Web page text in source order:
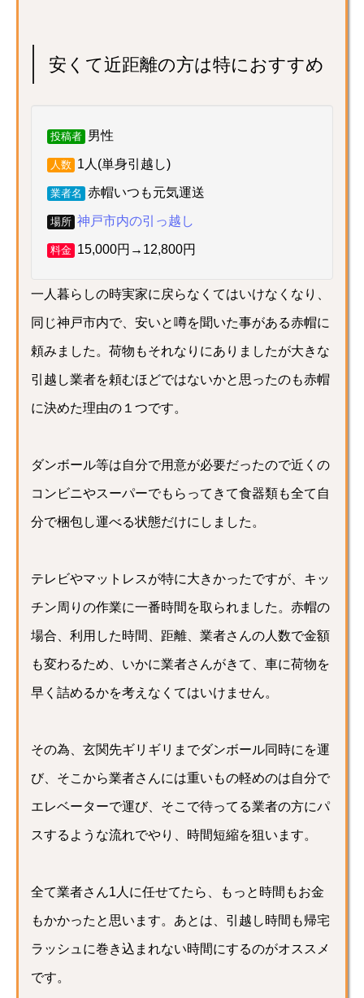
安くて近距離の方は特におすすめ
投稿者 男性
人数 1人(単身引越し)
業者名 赤帽いつも元気運送
場所 神戸市内の引っ越し
料金 15,000円→12,800円
一人暮らしの時実家に戻らなくてはいけなくなり、
同じ神戸市内で、安いと噂を聞いた事がある赤帽に
頼みました。荷物もそれなりにありましたが大きな
引越し業者を頼むほどではないかと思ったのも赤帽
に決めた理由の１つです。
ダンボール等は自分で用意が必要だったので近くの
コンビニやスーパーでもらってきて食器類も全て自
分で梱包し運べる状態だけにしました。
テレビやマットレスが特に大きかったですが、キッ
チン周りの作業に一番時間を取られました。赤帽の
場合、利用した時間、距離、業者さんの人数で金額
も変わるため、いかに業者さんがきて、車に荷物を
早く詰めるかを考えなくてはいけません。
その為、玄関先ギリギリまでダンボール同時にを運
び、そこから業者さんには重いもの軽めのは自分で
エレベーターで運び、そこで待ってる業者の方にパ
スするような流れでやり、時間短縮を狙います。
全て業者さん1人に任せてたら、もっと時間もお金
もかかったと思います。あとは、引越し時間も帰宅
ラッシュに巻き込まれない時間にするのがオススメ
です。